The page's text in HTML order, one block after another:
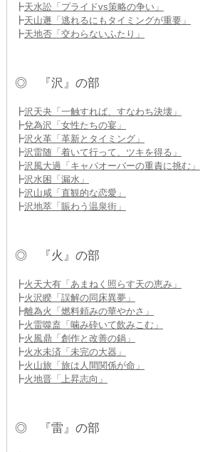
┣天水訟「プライドvs策略の争い」
┣天山遯「逃れるにもタイミングが重要」
┣天地否「交わらないふたり」
◎ 『沢』の部
┣沢天夬「一触すれば、すなわち決壊」
┣兌為沢「女性たちの宴」
┣沢火革「革新とタイミング」
┣沢雷随「着いて行って、ツキを得る」
┣沢風大過「キャパオーバーの重責に挑む」
┣沢水困「漏水」
┣沢山咸「直観的な恋愛」
┣沢地萃「賑わう温泉街」
◎ 『火』の部
┣火天大有「あまねく照らす天の恵み」
┣火沢睽「誤解の同床異夢」
┣離為火「燃料頼みの華やかさ」
┣火雷噬盍「噛み砕いて飲みこむ」
┣火風鼎「創作と改善の鍋」
┣火水未済「未完の大器」
┣火山旅「旅は人間関係が命」
┣火地晋「上昇志向」
◎ 『雷』の部